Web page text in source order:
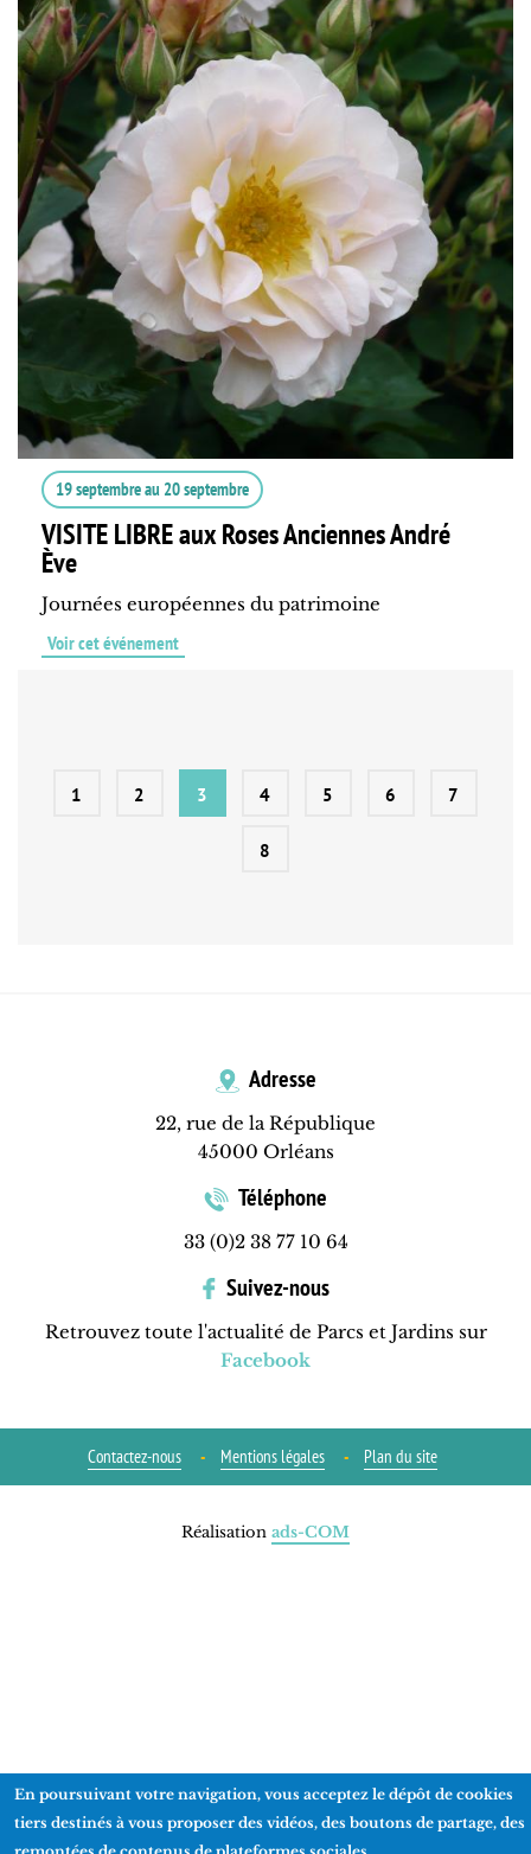
19 septembreau 20 septembre
VISITE LIBRE aux Roses Anciennes André
Ève
Journées européennes du patrimoine
Voir cet événement
1 2 3 4 5 6 7
8
Adresse
22, rue de la République
45000 Orléans
Téléphone
33 (0)2 38 77 10 64
Suivez-nous
Retrouvez toute l'actualité de Parcs et Jardins sur
Facebook
Contactez-nous Mentions légales Plan du site
Réalisation ads-COM
En poursuivant votre navigation, vous acceptez le dépôt de cookies
tiers destinés à vous proposer des vidéos, des boutons de partage, des